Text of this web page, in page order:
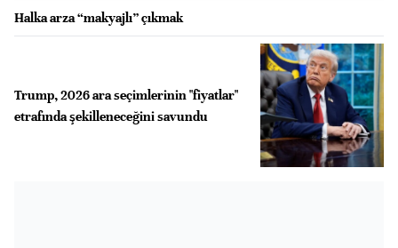
Halka arza “makyajlı” çıkmak
Trump, 2026 ara seçimlerinin "fiyatlar"
etrafında şekilleneceğini savundu